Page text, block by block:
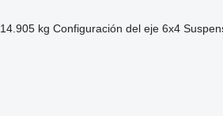
14.905 kg Configuración del eje 6x4